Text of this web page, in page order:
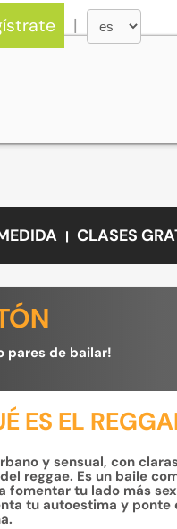
CLASES
pares de bailar!
ES EL
y sensual, con
reggae. Es un baile
fomentar tu lado más
tu autoestima y ponte